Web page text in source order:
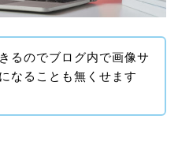
るのでブログ内で画像サ
なることも無くせます